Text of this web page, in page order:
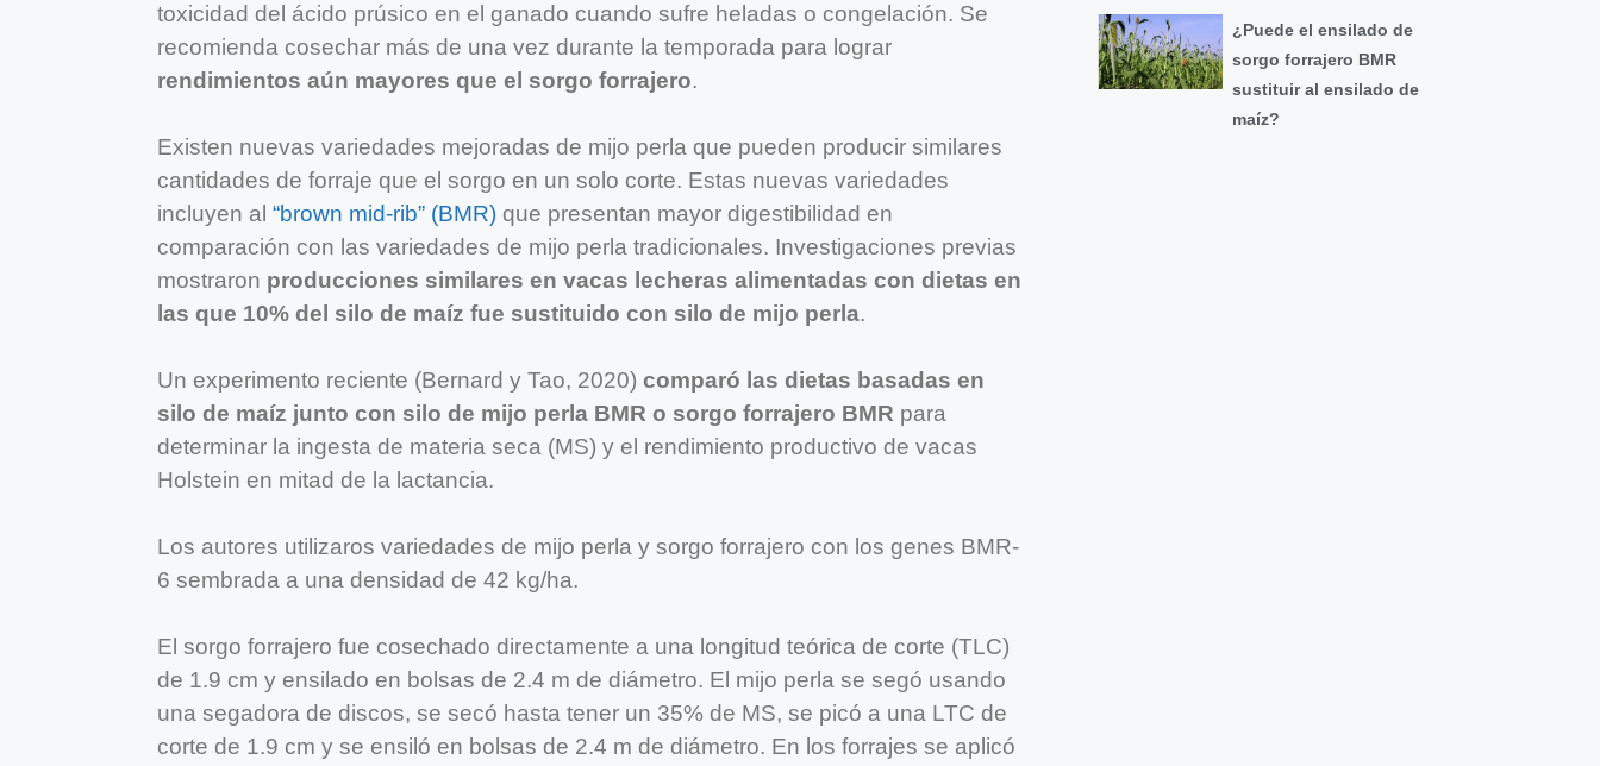
toxicidad del ácido prúsico en el ganado cuando sufre heladas o congelación. Se
recomienda cosechar más de una vez durante la temporada para lograr
rendimientos aún mayores que el sorgo forrajero.
Existen nuevas variedades mejoradas de mijo perla que pueden producir similares
cantidades de forraje que el sorgo en un solo corte. Estas nuevas variedades
incluyen al “brown mid-rib” (BMR) que presentan mayor digestibilidad en
comparación con las variedades de mijo perla tradicionales. Investigaciones previas
mostraron producciones similares en vacas lecheras alimentadas con dietas en
las que 10% del silo de maíz fue sustituido con silo de mijo perla.
Un experimento reciente (Bernard y Tao, 2020) comparó las dietas basadas en
silo de maíz junto con silo de mijo perla BMR o sorgo forrajero BMR para
determinar la ingesta de materia seca (MS) y el rendimiento productivo de vacas
Holstein en mitad de la lactancia.
Los autores utilizaros variedades de mijo perla y sorgo forrajero con los genes BMR-
6 sembrada a una densidad de 42 kg/ha.
El sorgo forrajero fue cosechado directamente a una longitud teórica de corte (TLC)
de 1.9 cm y ensilado en bolsas de 2.4 m de diámetro. El mijo perla se segó usando
una segadora de discos, se secó hasta tener un 35% de MS, se picó a una LTC de
corte de 1.9 cm y se ensiló en bolsas de 2.4 m de diámetro. En los forrajes se aplicó
¿Puede el ensilado de
sorgo forrajero BMR
sustituir al ensilado de
maíz?